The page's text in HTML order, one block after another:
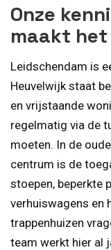
Onze
maakt
Leidschendam is
Heuvelwijk staat
en vrijstaande
regelmatig via de
moeten. In de
centrum is de
stoepen, beperkte
verhuiswagens en
trappenhuizen
team werkt hier al